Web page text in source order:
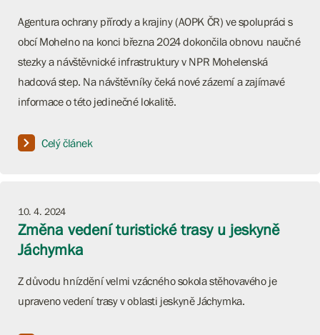
Agentura ochrany přírody a krajiny (AOPK ČR) ve spolupráci s
obcí Mohelno na konci března 2024 dokončila obnovu naučné
stezky a návštěvnické infrastruktury v NPR Mohelenská
hadcová step. Na návštěvníky čeká nové zázemí a zajímavé
informace o této jedinečné lokalitě.
Celý článek
10. 4. 2024
Změna vedení turistické trasy u jeskyně
Jáchymka
Z důvodu hnízdění velmi vzácného sokola stěhovavého je
upraveno vedení trasy v oblasti jeskyně Jáchymka.